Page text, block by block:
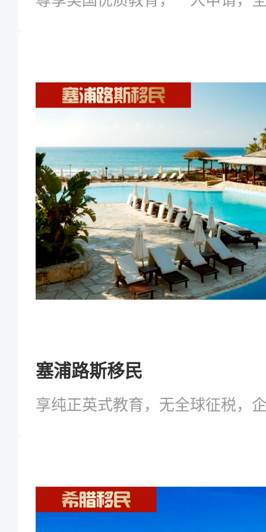
塞浦路斯移民
享纯正英式教育，无全球征税，